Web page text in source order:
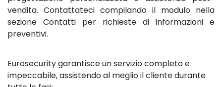
vendita. Contattateci compilando il modulo nella
sezione Contatti per richieste di informazioni e
preventivi.
Eurosecurity garantisce un servizio completo e
impeccabile, assistendo al meglio il cliente durante